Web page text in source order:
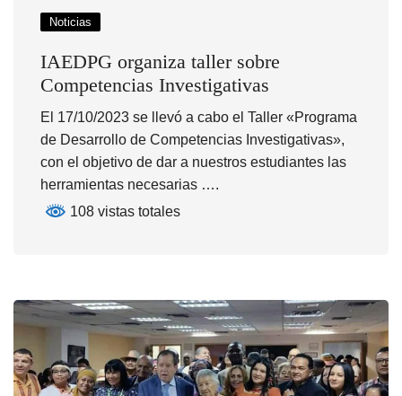
Noticias
IAEDPG organiza taller sobre
Competencias Investigativas
El 17/10/2023 se llevó a cabo el Taller «Programa
de Desarrollo de Competencias Investigativas»,
con el objetivo de dar a nuestros estudiantes las
herramientas necesarias ….
108 vistas totales